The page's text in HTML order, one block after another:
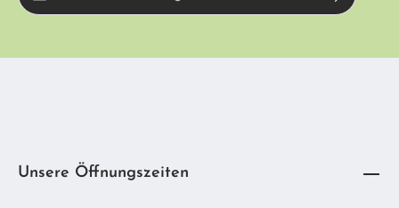
Unsere Öffnungszeiten